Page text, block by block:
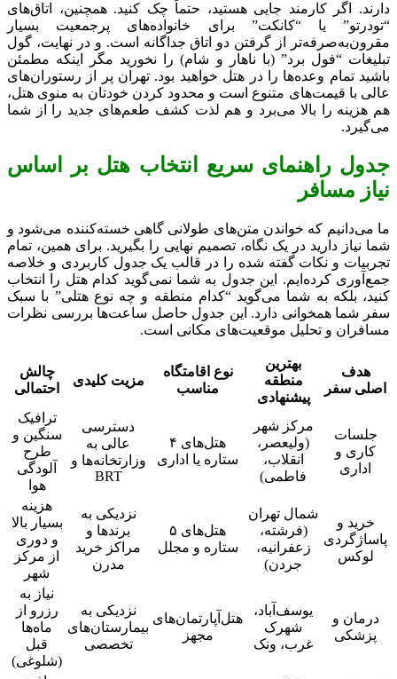
دارند. اگر کارمند جایی هستید، حتماً چک کنید. همچنین، اتاق‌های
“تودرتو” یا “کانکت” برای خانواده‌های پرجمعیت بسیار
مقرون‌به‌صرفه‌تر از گرفتن دو اتاق جداگانه است. و در نهایت، گول
تبلیغات “فول برد” (با ناهار و شام) را نخورید مگر اینکه مطمئن
باشید تمام وعده‌ها را در هتل خواهید بود. تهران پر از رستوران‌های
عالی با قیمت‌های متنوع است و محدود کردن خودتان به منوی هتل،
هم هزینه را بالا می‌برد و هم لذت کشف طعم‌های جدید را از شما
می‌گیرد.
جدول راهنمای سریع انتخاب هتل بر اساس
نیاز مسافر
ما می‌دانیم که خواندن متن‌های طولانی گاهی خسته‌کننده می‌شود و
شما نیاز دارید در یک نگاه، تصمیم نهایی را بگیرید. برای همین، تمام
تجربیات و نکات گفته شده را در قالب یک جدول کاربردی و خلاصه
جمع‌آوری کرده‌ایم. این جدول به شما نمی‌گوید کدام هتل را انتخاب
کنید، بلکه به شما می‌گوید “کدام منطقه و چه نوع هتلی” با سبک
سفر شما همخوانی دارد. این جدول حاصل ساعت‌ها بررسی نظرات
مسافران و تحلیل موقعیت‌های مکانی است.
هدف
اصلی سفر
بهترین
منطقه
پیشنهادی
نوع اقامتگاه
مناسب
مزیت کلیدی
چالش
احتمالی
جلسات
کاری و
اداری
مرکز شهر
(ولیعصر،
انقلاب،
فاطمی)
هتل‌های ۴
ستاره یا اداری
دسترسی
عالی به
وزارتخانه‌ها و
BRT
ترافیک
سنگین و
طرح
آلودگی
هوا
خرید و
پاساژگردی
لوکس
شمال تهران
(فرشته،
زعفرانیه،
جردن)
هتل‌های ۵
ستاره و مجلل
نزدیکی به
برندها و
مراکز خرید
مدرن
هزینه
بسیار بالا
و دوری
از مرکز
شهر
درمان و
پزشکی
یوسف‌آباد،
شهرک
غرب، ونک
هتل‌آپارتمان‌های
مجهز
نزدیکی به
بیمارستان‌های
تخصصی
نیاز به
رزرو از
ماه‌ها
قبل
(شلوغی)